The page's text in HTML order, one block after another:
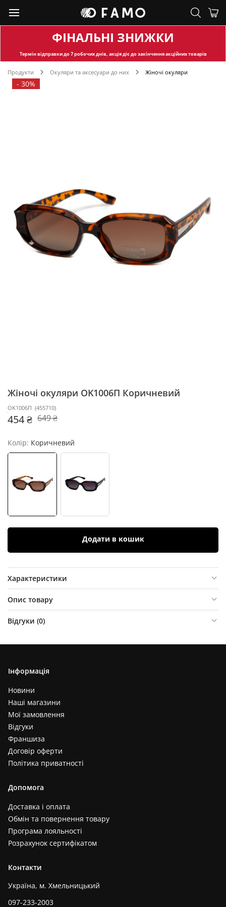
ФІНАЛЬНІ ЗНИЖКИ
Термін відправкидо 7 робочих днів, акція діє до закінчення акційних товарів
Продукти Окуляри та аксесуари до них Жіночі окуляри
- 30%
Жіночі окуляри OK1006П Коричневий
OK1006П (455710)
454 ₴ 649 ₴
Колір: Коричневий
Додати в кошик
Характеристики
Опис товару
Відгуки (0)
Інформація
Новини
Наші магазини
Мої замовлення
Відгуки
Франшиза
Договір оферти
Політика приватності
Допомога
Доставка і оплата
Обмін та повернення товару
Програма лояльності
Розрахунок сертифікатом
Контакти
Україна, м. Хмельницький
097-233-2003